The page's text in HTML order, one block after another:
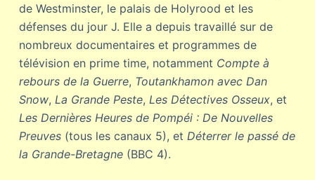
de Westminster, le palais de Holyrood et les
défenses du jour J. Elle a depuis travaillé sur de
nombreux documentaires et programmes de
télévision en prime time, notamment Compte à
rebours de la Guerre, Toutankhamon avec Dan
Snow, La Grande Peste, Les Détectives Osseux, et
Les Dernières Heures de Pompéi : De Nouvelles
Preuves(tous les canaux 5), et Déterrer le passé de
la Grande-Bretagne(BBC 4).